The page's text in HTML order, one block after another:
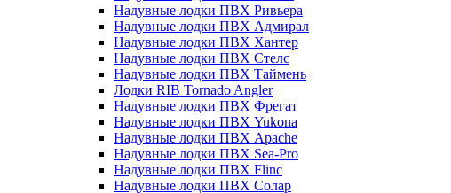
Надувные лодки ПВХ Ривьера
Надувные лодки ПВХ Адмирал
Надувные лодки ПВХ Хантер
Надувные лодки ПВХ Стелс
Надувные лодки ПВХ Таймень
Лодки RIB Tornado Angler
Надувные лодки ПВХ Фрегат
Надувные лодки ПВХ Yukona
Надувные лодки ПВХ Apache
Надувные лодки ПВХ Sea-Pro
Надувные лодки ПВХ Flinc
Надувные лодки ПВХ Солар